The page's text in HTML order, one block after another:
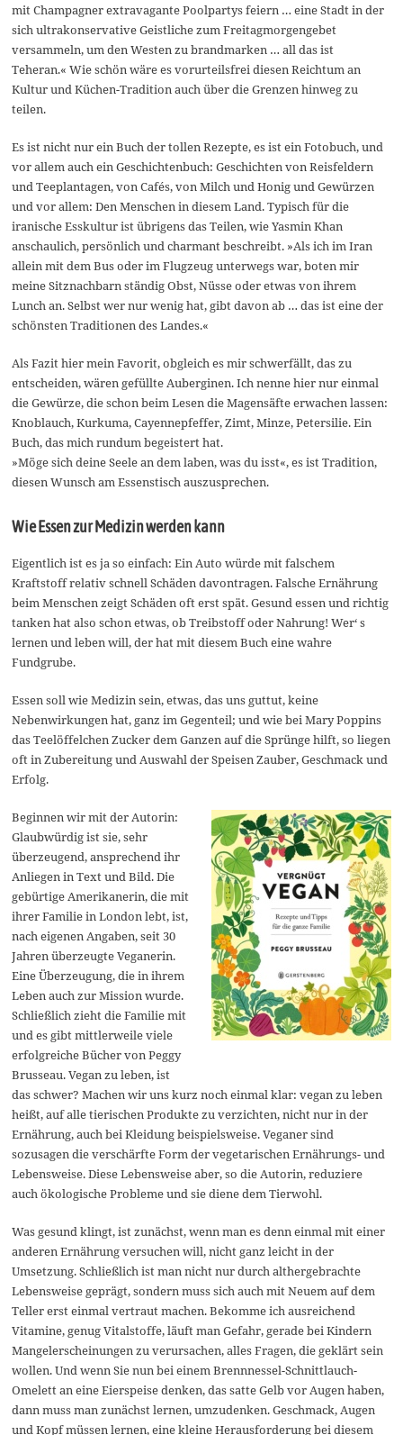
mit Champagner extravagante Poolpartys feiern … eine Stadt in der
sich ultrakonservative Geistliche zum Freitagmorgengebet
versammeln, um den Westen zu brandmarken … all das ist
Teheran.« Wie schön wäre es vorurteilsfrei diesen Reichtum an
Kultur und Küchen-Tradition auch über die Grenzen hinweg zu
teilen.
Es ist nicht nur ein Buch der tollen Rezepte, es ist ein Fotobuch, und
vor allem auch ein Geschichtenbuch: Geschichten von Reisfeldern
und Teeplantagen, von Cafés, von Milch und Honig und Gewürzen
und vor allem: Den Menschen in diesem Land. Typisch für die
iranische Esskultur ist übrigens das Teilen, wie Yasmin Khan
anschaulich, persönlich und charmant beschreibt. »Als ich im Iran
allein mit dem Bus oder im Flugzeug unterwegs war, boten mir
meine Sitznachbarn ständig Obst, Nüsse oder etwas von ihrem
Lunch an. Selbst wer nur wenig hat, gibt davon ab … das ist eine der
schönsten Traditionen des Landes.«
Als Fazit hier mein Favorit, obgleich es mir schwerfällt, das zu
entscheiden, wären gefüllte Auberginen. Ich nenne hier nur einmal
die Gewürze, die schon beim Lesen die Magensäfte erwachen lassen:
Knoblauch, Kurkuma, Cayennepfeffer, Zimt, Minze, Petersilie. Ein
Buch, das mich rundum begeistert hat.
»Möge sich deine Seele an dem laben, was du isst«, es ist Tradition,
diesen Wunsch am Essenstisch auszusprechen.
Wie Essen zur Medizin werden kann
Eigentlich ist es ja so einfach: Ein Auto würde mit falschem
Kraftstoff relativ schnell Schäden davontragen. Falsche Ernährung
beim Menschen zeigt Schäden oft erst spät. Gesund essen und richtig
tanken hat also schon etwas, ob Treibstoff oder Nahrung! Wer‘ s
lernen und leben will, der hat mit diesem Buch eine wahre
Fundgrube.
Essen soll wie Medizin sein, etwas, das uns guttut, keine
Nebenwirkungen hat, ganz im Gegenteil; und wie bei Mary Poppins
das Teelöffelchen Zucker dem Ganzen auf die Sprünge hilft, so liegen
oft in Zubereitung und Auswahl der Speisen Zauber, Geschmack und
Erfolg.
Beginnen wir mit der Autorin:
Glaubwürdig ist sie, sehr
überzeugend, ansprechend ihr
Anliegen in Text und Bild. Die
gebürtige Amerikanerin, die mit
ihrer Familie in London lebt, ist,
nach eigenen Angaben, seit 30
Jahren überzeugte Veganerin.
Eine Überzeugung, die in ihrem
Leben auch zur Mission wurde.
Schließlich zieht die Familie mit
und es gibt mittlerweile viele
erfolgreiche Bücher von Peggy
Brusseau. Vegan zu leben, ist
das schwer? Machen wir uns kurz noch einmal klar: vegan zu leben
heißt, auf alle tierischen Produkte zu verzichten, nicht nur in der
Ernährung, auch bei Kleidung beispielsweise. Veganer sind
sozusagen die verschärfte Form der vegetarischen Ernährungs- und
Lebensweise. Diese Lebensweise aber, so die Autorin, reduziere
auch ökologische Probleme und sie diene dem Tierwohl.
Was gesund klingt, ist zunächst, wenn man es denn einmal mit einer
anderen Ernährung versuchen will, nicht ganz leicht in der
Umsetzung. Schließlich ist man nicht nur durch althergebrachte
Lebensweise geprägt, sondern muss sich auch mit Neuem auf dem
Teller erst einmal vertraut machen. Bekomme ich ausreichend
Vitamine, genug Vitalstoffe, läuft man Gefahr, gerade bei Kindern
Mangelerscheinungen zu verursachen, alles Fragen, die geklärt sein
wollen. Und wenn Sie nun bei einem Brennnessel-Schnittlauch-
Omelett an eine Eierspeise denken, das satte Gelb vor Augen haben,
dann muss man zunächst lernen, umzudenken. Geschmack, Augen
und Kopf müssen lernen, eine kleine Herausforderung bei diesem